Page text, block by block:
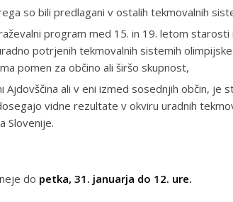
so bili predlagani v ostalih tekmovalnih
program med 15. in 19. letom
potrjenih tekmovalnih sistemih
pomen za občino ali širšo skupnost,
Ajdovščina ali v eni izmed sosednjih občin, je
vidne rezultate v okviru uradnih
Slovenije.
do petka, 31. januarja do 12. ure.